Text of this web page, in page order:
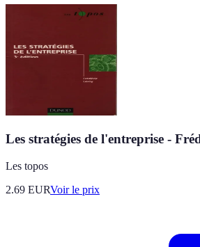
Les stratégies de l'entreprise -
Les topos
2.69 EURVoir le prix